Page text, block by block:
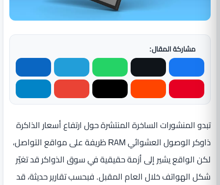
مشاركة المقال:
تبدو المنشورات الساخرة المنتشرة حول ارتفاع أسعار الذاكرة
ذاوكر الوصول العشوائي RAM ظريفة على مواقع التواصل،
لكن الواقع يشير إلى أزمة حقيقية في سوق الذواكر قد تغيّر
شكل الهواتف خلال العام المقبل. فبحسب تقارير حديثة، قد